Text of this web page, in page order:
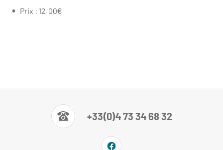
Prix : 12, 00€
+33(0)4 73 34 68 32